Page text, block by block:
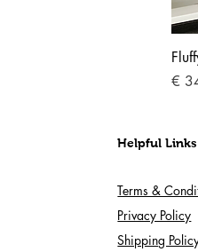
Prijs
€
Helpful Links
Terms &
Privacy Policy
Shipping